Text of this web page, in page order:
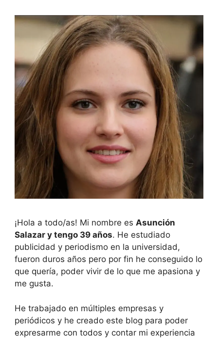
¡Hola a todo/as! Mi nombre es Asunción
Salazar y tengo 39 años. He estudiado
publicidad y periodismo en la universidad,
fueron duros años pero por fin he conseguido lo
que quería, poder vivir de lo que me apasiona y
me gusta.
He trabajado en múltiples empresas y
periódicos y he creado este blog para poder
expresarme con todos y contar mi experiencia